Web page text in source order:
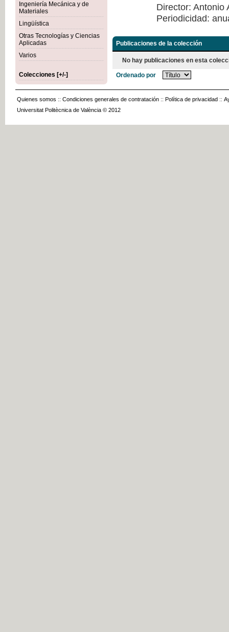
Ingeniería Mecánica y de
Materiales
Lingüística
Otras Tecnologías y Ciencias
Aplicadas
Varios
Colecciones [+/-]
Director: Antonio
Periodicidad:
Publicaciones de la colección
No hay publicaciones en esta
Ordenado por
Quienes somos :: Condiciones generales de contratación :: Política de privacidad ::
Universitat Politècnica de València © 2012